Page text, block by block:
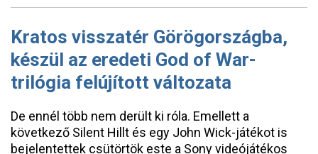
Kratos visszatér Görögországba,
készül az eredeti God of War-
trilógia felújított változata
De ennél több nem derült ki róla. Emellett a
következő Silent Hillt és egy John Wick-játékot is
bejelentettek csütörtök este a Sony videójátékos